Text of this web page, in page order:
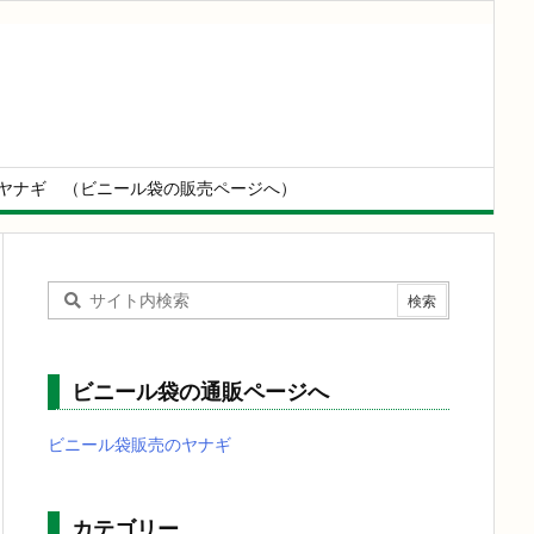
ナギ （ビニール袋の販売ページへ）
ビニール袋の通販ページへ
ビニール袋販売のヤナギ
カテゴリー